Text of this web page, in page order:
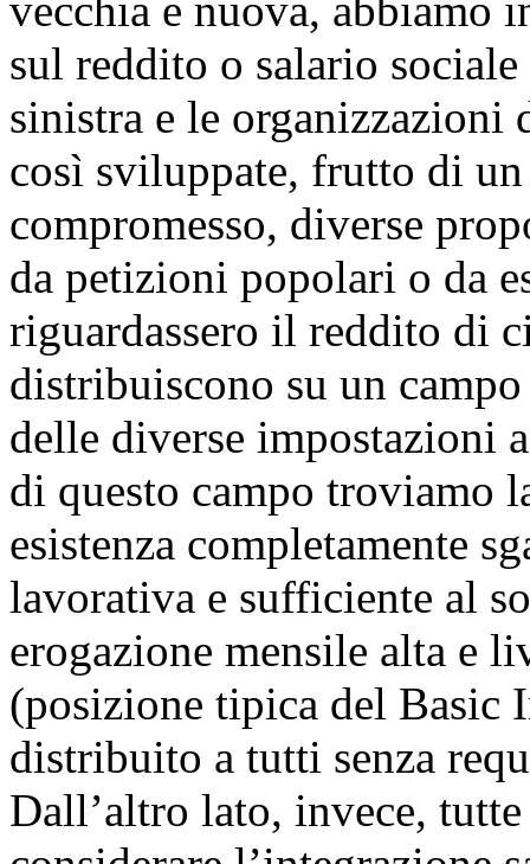
sul reddito o salario
sinistra e le organizzazioni
così sviluppate, frutto di
compromesso, diverse
da petizioni popolari o da
riguardassero il reddito di
distribuiscono su un
delle diverse impostazioni
di questo campo troviamo
esistenza completamente
lavorativa e sufficiente al
erogazione mensile alta e
(posizione tipica del Basic
distribuito a tutti senza
Dall’altro lato, invece,